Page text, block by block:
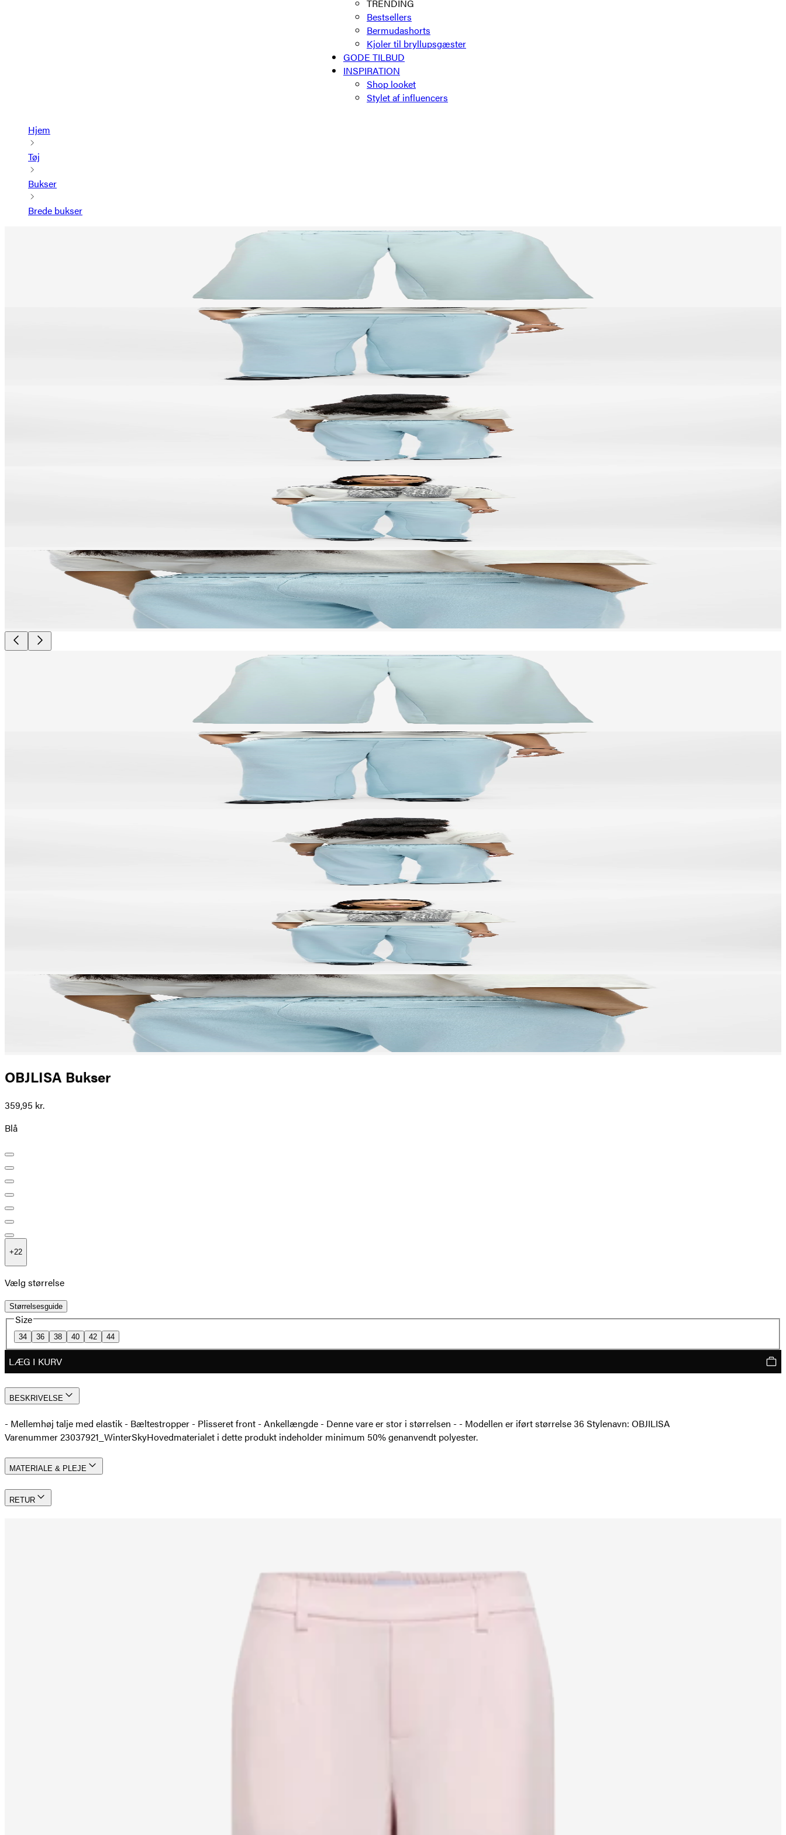
TRENDING
Bestsellers
Bermudashorts
Kjoler til bryllupsgæster
GODE TILBUD
INSPIRATION
Shop looket
Stylet af influencers
Hjem
Tøj
Bukser
Brede bukser
OBJLISA Bukser
359,95 kr.
Blå
+22
Vælg størrelse
Størrelsesguide
Size
34 36 38 40 42 44
LÆG I KURV
BESKRIVELSE
- Mellemhøj talje med elastik - Bæltestropper - Plisseret front - Ankellængde - Denne vare er stor i størrelsen - - Modellen er iført størrelse 36 Stylenavn: OBJILISA
Varenummer 23037921_WinterSkyHovedmaterialet i dette produkt indeholder minimum 50% genanvendt polyester.
MATERIALE & PLEJE
RETUR